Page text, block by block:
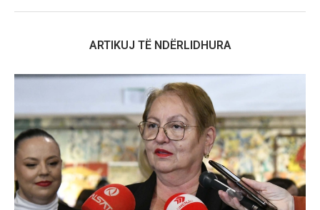
ARTIKUJ TË NDËRLIDHURA